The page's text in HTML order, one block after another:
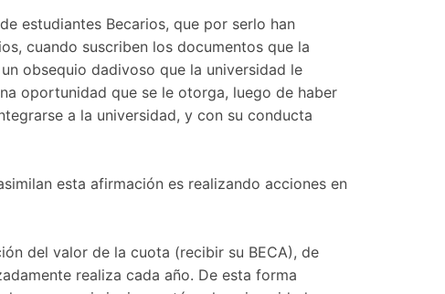
estudiantes Becarios, que por serlo han
cuando suscriben los documentos que la
obsequio dadivoso que la universidad le
oportunidad que se le otorga, luego de haber
a la universidad, y con su conducta
esta afirmación es realizando acciones en
del valor de la cuota (recibir su BECA), de
realiza cada año. De esta forma